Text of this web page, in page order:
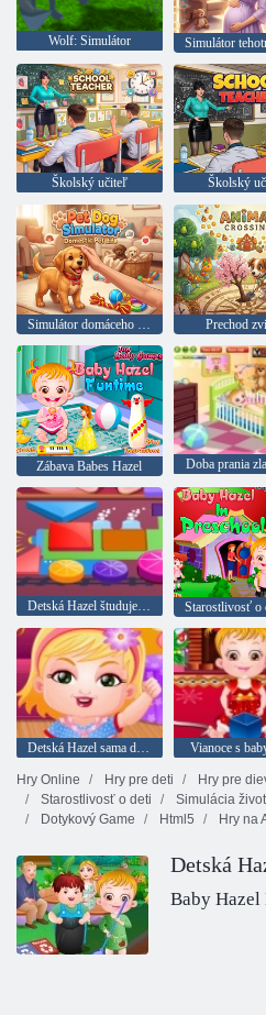
Wolf: Simulátor
Školský učiteľ Školský
Simulátor domáceho psa Prechod
Zábava Babes Hazel Doba prania
Detská Hazel študuje formulár
Detská Hazel sama doma Vianoce s
Hry Online
Hry pre deti Hry pre
Starostlivosť o deti
Simulácia
Dotykový Game
Html5 Hry na
Detská
Baby Hazel